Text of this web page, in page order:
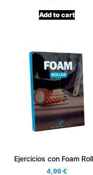
Add to cart
Ejercicios con Foam
4,99 €